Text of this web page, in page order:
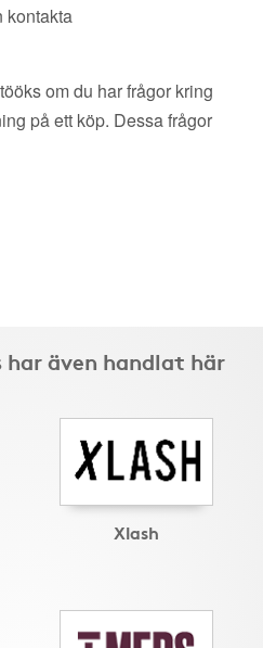
kontakta
om du har frågor kring
på ett köp. Dessa frågor
även handlat här
Xlash